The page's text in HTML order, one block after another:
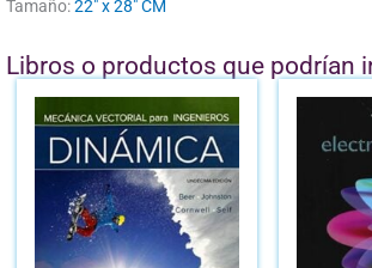
Tamaño:22" x 28" CM
Libros o productos que podrían